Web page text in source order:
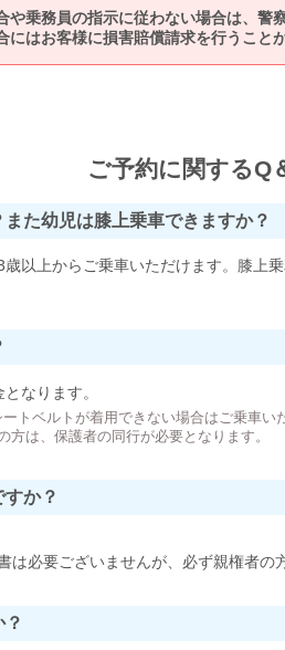
や乗務員の指示に従わない場合は、警
はお客様に損害賠償請求を行うこと
ご予約に関するQ
た幼児は膝上乗車できますか？
以上からご乗車いただけます。膝上
なります。
トベルトが着用できない場合はご乗車い
は、保護者の同行が必要となります。
か？
は必要ございませんが、必ず親権者の